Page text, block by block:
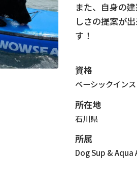
また、自身の
しさの提案が
す！
資格
ベーシックイン
所在地
石川県
所属
Dog Sup & Aqua